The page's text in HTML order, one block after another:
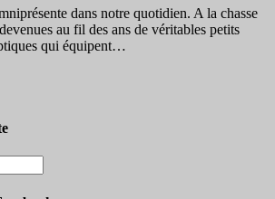
dans notre quotidien. A la chasse
au fil des ans de véritables petits
qui équipent…